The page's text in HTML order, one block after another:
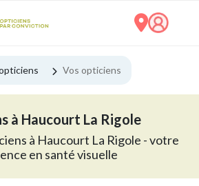
Vos opticiens
à Haucourt La Rigole
à Haucourt La Rigole - votre
en santé visuelle